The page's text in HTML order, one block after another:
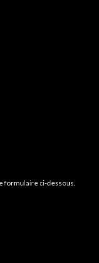
formulaire ci-dessous.